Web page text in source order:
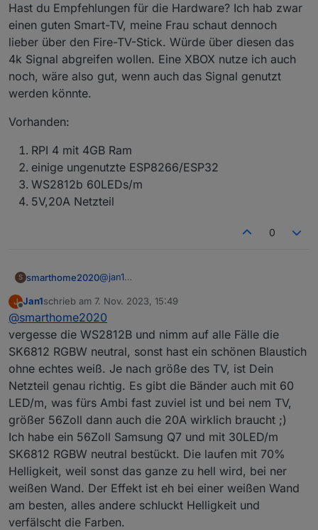
Hast Recht, ich überlege schon, was als Nächstes
gemacht wird . Ambilight für den TV zB. Kann das
Signal
vom Fire TV Stick abfangen (HDMI) und über einen
RPI auf die LEDs hinter dem TV übertragen. Hast du
sowas schon umgesetzt?
Das läuft sehr einfach mit Hyperion und ist absolut kein
Quatsch wenn das richtig läuft.
Hast du Empfehlungen für die Hardware? Ich hab zwar
einen guten Smart-TV, meine Frau schaut dennoch
lieber über den Fire-TV-Stick. Würde über diesen das
4k Signal abgreifen wollen. Eine XBOX nutze ich auch
noch, wäre also gut, wenn auch das Signal genutzt
werden könnte.
Vorhanden:
RPI 4 mit 4GB Ram
einige ungenutzte ESP8266/ESP32
WS2812b 60LEDs/m
5V,20A Netzteil
0
S smarthome2020@jan1
hab zwar einen guten Smart-TV, meine Frau
schaut dennoch lieber über den Fire-TV-
Stick. Würde über diesen das 4k Signal
abgreifen wollen. Eine XBOX nutze ich auch
noch, wäre also gut, wenn auch das Signal
genutzt werden könnte.
Vorhanden:
RPI 4 mit 4GB Ram
einige ungenutzte ESP8266/ESP32
WS2812b 60LEDs/m
5V,20A Netzteil
J
Offline
Jan1schrieb am 7. Nov. 2023, 15:49
zuletzt editiert von
@smarthome2020
vergesse die WS2812B und nimm auf alle Fälle die
SK6812 RGBW neutral, sonst hast ein schönen Blaustich
ohne echtes weiß. Je nach größe des TV, ist Dein
Netzteil genau richtig. Es gibt die Bänder auch mit 60
LED/m, was fürs Ambi fast zuviel ist und bei nem TV,
größer 56Zoll dann auch die 20A wirklich braucht ;)
Ich habe ein 56Zoll Samsung Q7 und mit 30LED/m
SK6812 RGBW neutral bestückt. Die laufen mit 70%
Helligkeit, weil sonst das ganze zu hell wird, bei ner
weißen Wand. Der Effekt ist eh bei einer weißen Wand
am besten, alles andere schluckt Helligkeit und
verfälscht die Farben.